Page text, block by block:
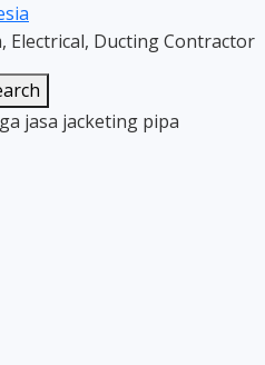
Electrical, Ducting Contractor
jasa jacketing pipa